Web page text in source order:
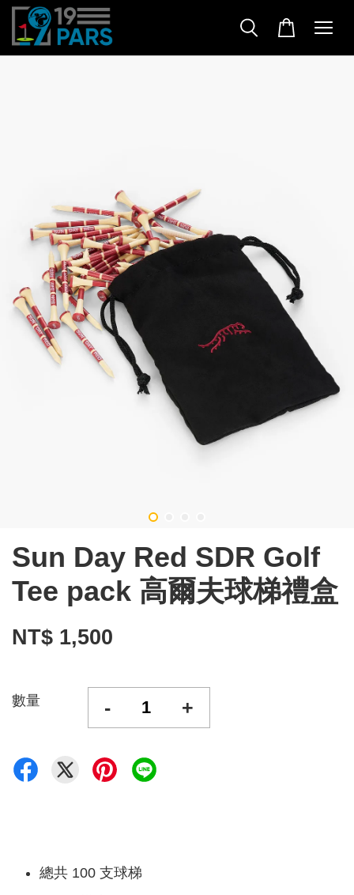
Sun Day Red SDR Golf
Tee pack 高爾夫球梯禮盒
NT$ 1,500
數量 - +
總共 100 支球梯